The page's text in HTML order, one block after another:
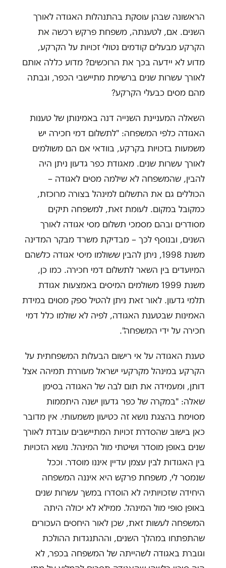
הראשונה שבהן עוסקת בהתנהלות האגודה לאורך
השנים. אם, לטענתה, משפחת פרקש רכשה את
הקרקע מבעלים קודמים נטולי זכויות על הקרקע,
מדוע לא יידעה בכך את הרוכשים? מדוע כללה אותם
לאורך עשרות שנים ברשימת מתיישבי הכפר, וגבתה
מהם מסים כבעלי הקרקע?
השאלה המעניינת השנייה דנה באמינותן של טענות
האגודה כלפי המשפחה: "לתשלום דמי חכירה יש
משמעות בזכויות בקרקע, בוודאי אם הם משולמים
לאורך עשרות שנים. מאגודת כפר גדעון ניתן היה
להבין, שהמשפחה לא שילמה מסים לאגודה –
הכוללים גם את התשלום למינהל בצורה מרוכזת,
כמקובל במקום. לעומת זאת, למשפחה תיקים
מסודרים ובהם מסמכי תשלום מסי אגודה לאורך
השנים, ובנוסף לכך – מבדיקת משרד מבקר המדינה
משנת 1998, ניתן להבין ששולמו מיסי אגודה כלשהם
המיועדים בין השאר לתשלום דמי חכירה. כמו כן,
משנת 1999 משולמים המיסים באמצעות אגודת
תלמי גדעון. לאור זאת ניתן להטיל ספק מסוים במידת
האמינות שבטענת האגודה, לפיה לא שולמו כלל דמי
חכירה על ידי המשפחה".
טענת האגודה על אי רישום הבעלות המשפחתית על
הקרקע במינהל מקרקעי ישראל מעוררת תמיהה אצל
דותן, ומעמידה את תום לבה של האגודה בסימן
שאלה: "במקרה של כפר גדעון ישנה היתממות
מסוימת בהצגת נושא זה כטיעון משמעותי. אין מדובר
כאן בישוב שהסדרת זכויות המתיישבים עובדת לאורך
שנים באופן מוסדר ושיטתי מול המינהל. נושא הזכויות
בין האגודות לבין עצמן עדיין איננו מוסדר. וככל
שנמסר לי, משפחת פרקש היא איננה המשפחה
היחידה שזכויותיה לא הוסדרו במשך עשרות שנים
באופן סופי מול המינהל. ממילא לא יכולה היתה
המשפחה לעשות זאת, שכן לאור היחסים העכורים
שהתפתחו במהלך השנים, וההתנגדות ההולכת
וגוברת באגודה לשהייתה של המשפחה בכפר, לא